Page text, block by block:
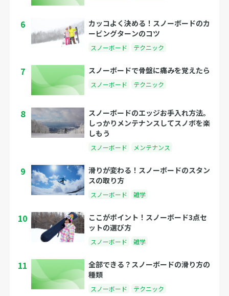
6
カッコよく決める！スノーボードのカ
ービングターンのコツ
スノーボード テクニック
7 スノーボードで骨盤に痛みを覚えたら
スノーボード テクニック
8
スノーボードのエッジお手入れ方法。
しっかりメンテナンスしてスノボを楽
しもう
スノーボード メンテナンス
9
滑りが変わる！スノーボードのスタン
スの取り方
スノーボード 雑学
10
ここがポイント！スノーボード3点セ
ットの選び方
スノーボード 雑学
11
全部できる？スノーボードの滑り方の
種類
スノーボード テクニック